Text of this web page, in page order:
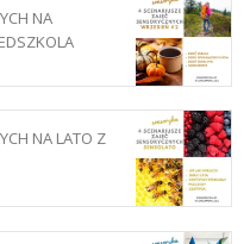
NA
NA LATO Z